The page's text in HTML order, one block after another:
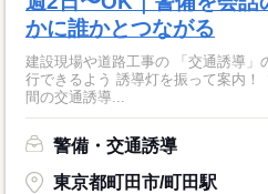
かに誰かとつながる
建設現場や道路工事の 「交通誘導」のお仕事で
行できるよう 誘導灯を振って案内！ ▼働く現場は... 【住宅を建てる
間の交通誘導...
警備・交通誘導
東京都町田市/町田駅